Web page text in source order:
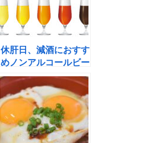
休肝日、減酒におすす
めノンアルコールビー
ル